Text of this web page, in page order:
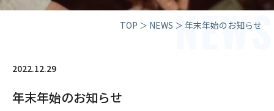
NEWS
TOP ＞ NEWS ＞ 年末年始のお知らせ
2022.12.29
年末年始のお知らせ